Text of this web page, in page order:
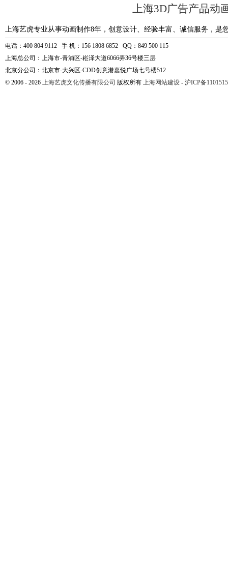
上海3D广告产品动
上海艺虎专业从事动画制作8年，创意设计、经验丰富、诚信服务，是
电话：400 804 9112 手 机：156 1808 6852 QQ：849 500 115
上海总公司：上海市-青浦区-崧泽大道6066弄36号楼三层
北京分公司：北京市-大兴区-CDD创意港嘉悦广场七号楼512
© 2006 - 2026 上海艺虎文化传播有限公司 版权所有 上海网站建设 - 沪ICP备